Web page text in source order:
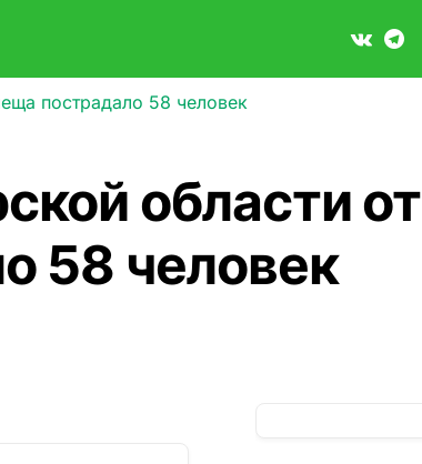
пострадало 58 человек
области от
58 человек